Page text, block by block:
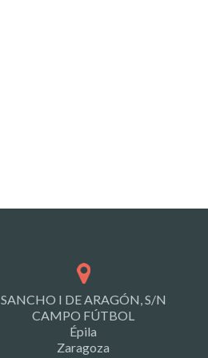
SANCHO I DE ARAGÓN, S/N
CAMPO FÚTBOL
Épila
Zaragoza